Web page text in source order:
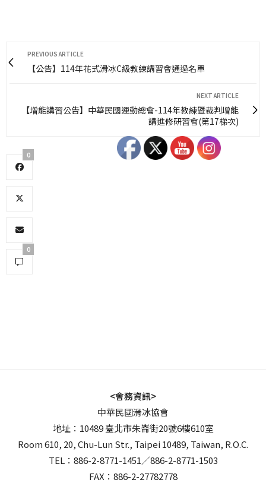
PREVIOUS ARTICLE
【公告】114年花式滑冰C級教練講習會通過名單
NEXT ARTICLE
【增能講習公告】中華民國運動總會-114年教練暨裁判增能
講進修研習會(第17梯次)
0
0
<會務資訊>
中華民國滑冰協會
地址：10489 臺北市朱崙街20號6樓610室
Room 610, 20, Chu-Lun Str., Taipei 10489, Taiwan, R.O.C.
TEL：886-2-8771-1451／886-2-8771-1503
FAX：886-2-27782778